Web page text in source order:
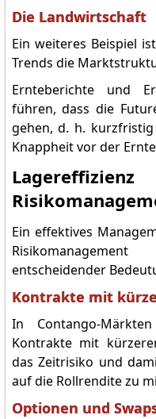
Die Landwirtschaft
Ein weiteres Beispiel
Trends die
Ernteberichte und
führen, dass die
gehen, d. h.
Knappheit vor der
Ein effektives
entscheidender
Kontrakte mit
In Contango-
Kontrakte mit
das Zeitrisiko und
auf die Rollrendite zu
Optionen und